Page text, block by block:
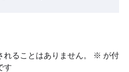
ることはありません。 ※ が付
す